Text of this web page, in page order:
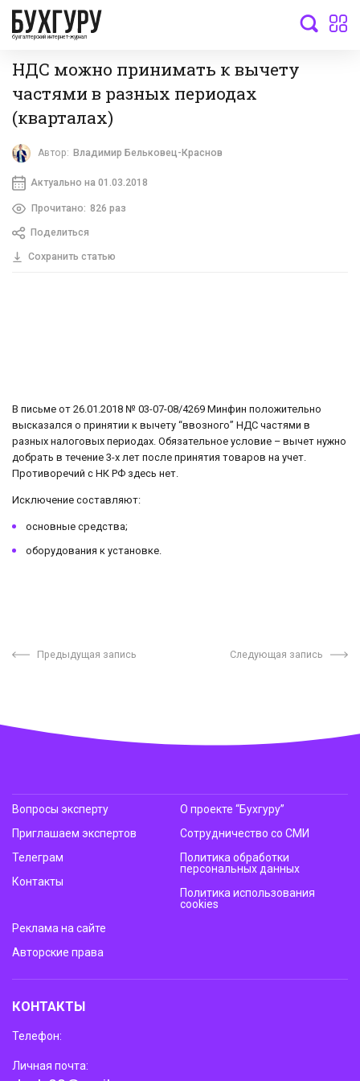
бухгалтерский интернет-журнал
НДС можно принимать к вычету
частями в разных периодах
(кварталах)
Автор: Владимир Бельковец-Краснов
Актуально на 01.03.2018
Прочитано: 826 раз
Поделиться
Сохранить статью
В письме от 26.01.2018 № 03-07-08/4269 Минфин положительно
высказался о принятии к вычету “ввозного” НДС частями в
разных налоговых периодах. Обязательное условие – вычет нужно
добрать в течение 3-х лет после принятия товаров на учет.
Противоречий с НК РФ здесь нет.
Исключение составляют:
основные средства;
оборудования к установке.
Предыдущая запись Следующая запись
Вопросы эксперту
Приглашаем экспертов
Телеграм
Контакты
О проекте “Бухгуру”
Сотрудничество со СМИ
Политика обработки
персональных данных
Политика использования
cookies
Реклама на сайте
Авторские права
КОНТАКТЫ
Телефон:
Личная почта: